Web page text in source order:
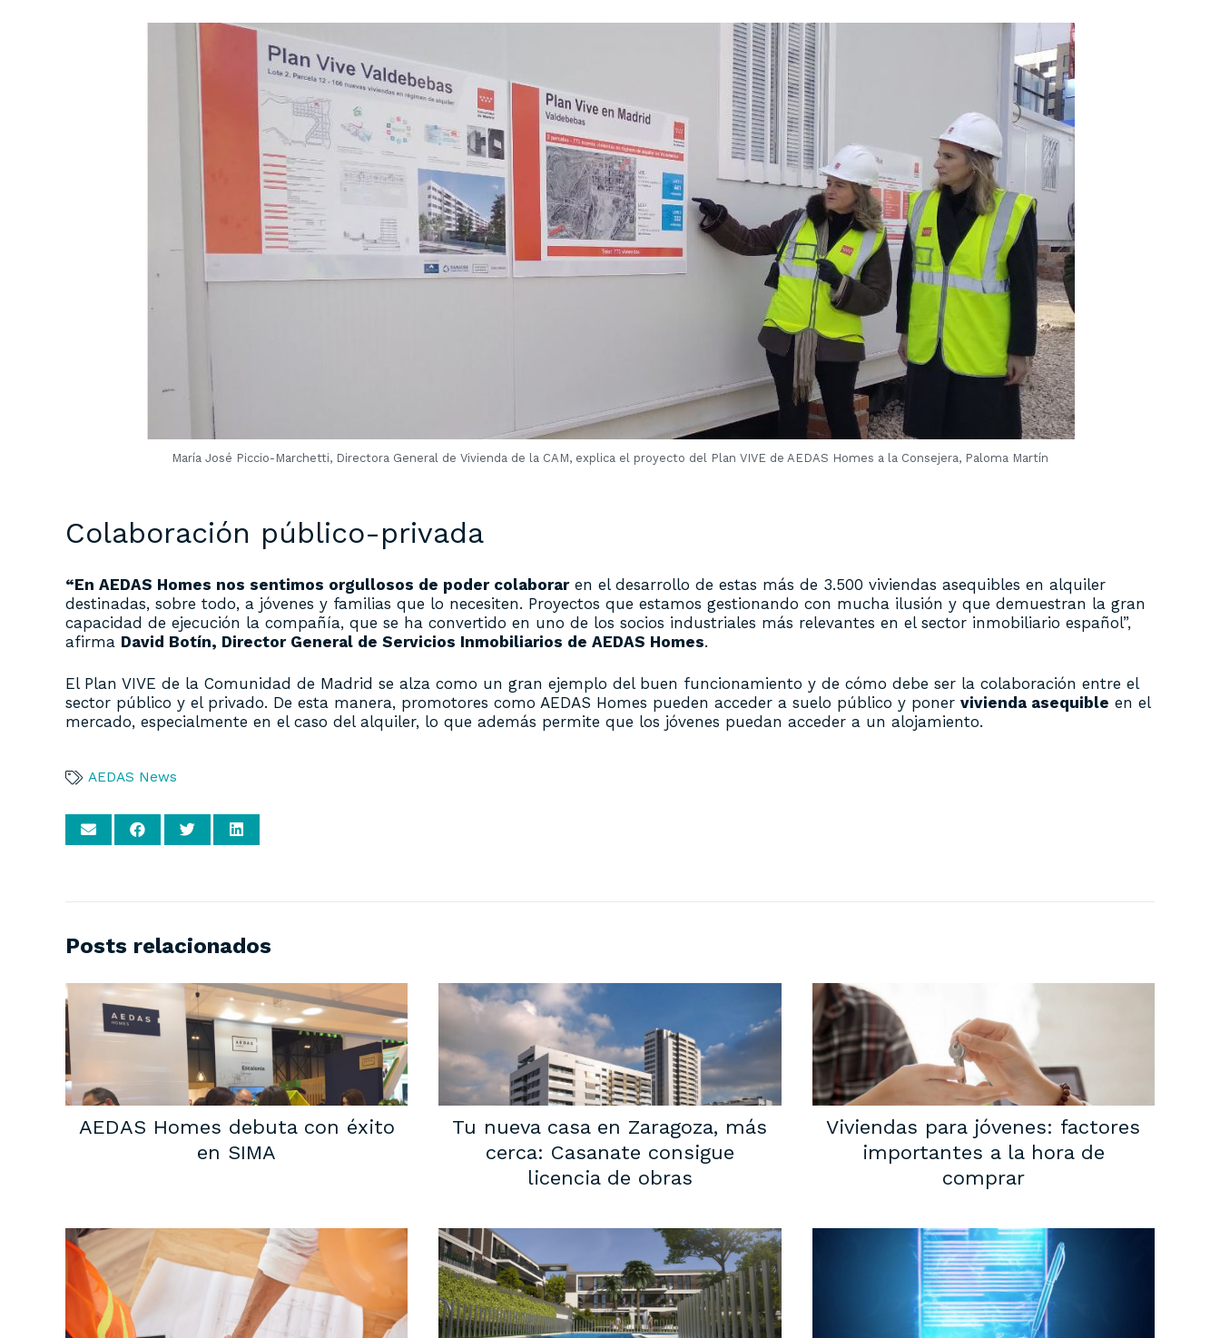
María José Piccio-Marchetti, Directora General de Vivienda de la CAM, explica el proyecto del Plan VIVE de AEDAS Homes a la Consejera, Paloma Martín
Colaboración público-privada
“En AEDAS Homes nos sentimos orgullosos de poder colaboraren el desarrollo de estas más de 3.500 viviendas asequibles en alquiler
destinadas, sobre todo, a jóvenes y familias que lo necesiten. Proyectos que estamos gestionando con mucha ilusión y que demuestran la gran
capacidad de ejecución la compañía, que se ha convertido en uno de los socios industriales más relevantes en el sector inmobiliario español”,
afirma David Botín, Director General de Servicios Inmobiliarios de AEDAS Homes.
El Plan VIVE de la Comunidad de Madrid se alza como un gran ejemplo del buen funcionamiento y de cómo debe ser la colaboración entre el
sector público y el privado. De esta manera, promotores como AEDAS Homes pueden acceder a suelo público y poner vivienda asequible en el
mercado, especialmente en el caso del alquiler, lo que además permite que los jóvenes puedan acceder a un alojamiento.
AEDAS News
Posts relacionados
AEDAS Homes debuta con éxito
en SIMA
Tu nueva casa en Zaragoza, más
cerca: Casanate consigue
licencia de obras
Viviendas para jóvenes: factores
importantes a la hora de
comprar